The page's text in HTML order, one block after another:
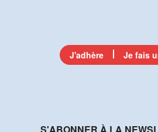
J'adhère Je fais